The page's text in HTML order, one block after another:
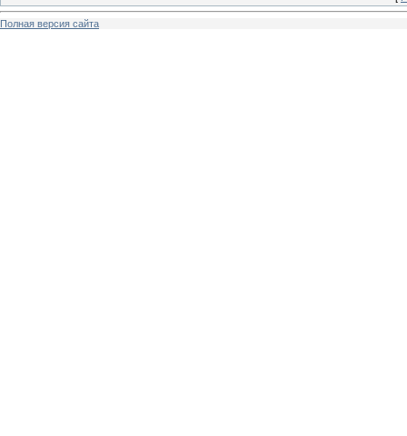
Полная версия сайта